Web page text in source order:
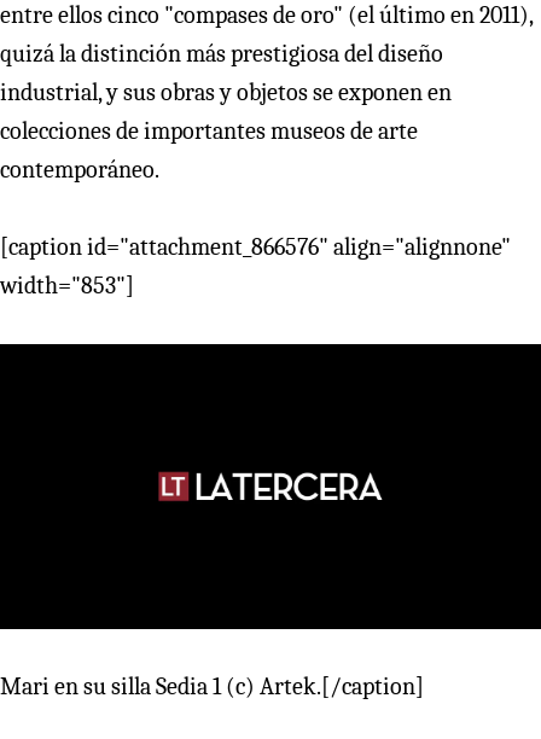
entre ellos cinco "compases de oro" (el último en 2011),
quizá la distinción más prestigiosa del diseño
industrial, y sus obras y objetos se exponen en
colecciones de importantes museos de arte
contemporáneo.
[caption id="attachment_866576" align="alignnone"
width="853"]
Mari en su silla Sedia 1 (c) Artek.[/caption]